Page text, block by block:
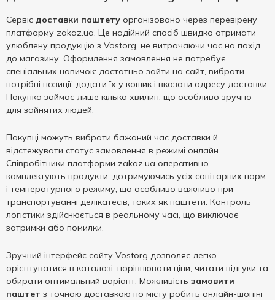
Сервіс доставки паштету організовано через перевірену
платформу zakaz.ua. Це надійний спосіб швидко отримати
улюблену продукцію з Vostorg, не витрачаючи час на похід
до магазину. Оформлення замовлення не потребує
спеціальних навичок: достатньо зайти на сайт, вибрати
потрібні позиції, додати їх у кошик і вказати адресу доставки.
Покупка займає лише кілька хвилин, що особливо зручно
для зайнятих людей.
Покупці можуть вибрати бажаний час доставки й
відстежувати статус замовлення в режимі онлайн.
Співробітники платформи zakaz.ua оперативно
комплектують продукти, дотримуючись усіх санітарних норм
і температурного режиму, що особливо важливо при
транспортуванні делікатесів, таких як паштети. Контроль
логістики здійснюється в реальному часі, що виключає
затримки або помилки.
Зручний інтерфейс сайту Vostorg дозволяє легко
орієнтуватися в каталозі, порівнювати ціни, читати відгуки та
обирати оптимальний варіант. Можливість замовити
паштет з точною доставкою по місту робить онлайн-шопінг